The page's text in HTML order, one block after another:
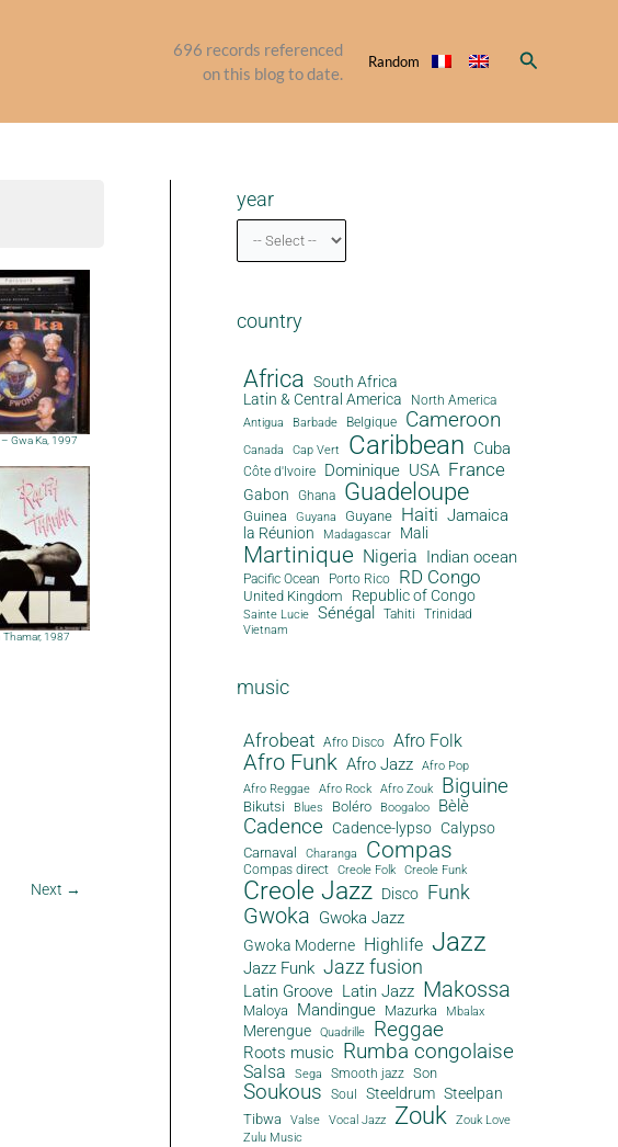
696 records referenced
on this blog to date.
Random Search
Gwa Ka, 1997
Thamar, 1987
Next →
year
country
Africa South Africa
Latin & Central America
North America
Antigua
Barbade Belgique Cameroon
Canada Cap Vert Caribbean Cuba
Côte d'Ivoire Dominique USA France
Gabon Ghana Guadeloupe
Guinea Guyana Guyane Haiti Jamaica
la Réunion Madagascar Mali
Martinique Nigeria Indian ocean
Pacific Ocean Porto Rico RD Congo
United Kingdom Republic of Congo
Sainte Lucie Sénégal Tahiti Trinidad
Vietnam
music
Afrobeat Afro Disco Afro Folk
Afro Funk Afro Jazz
Afro Pop
Afro Reggae
Afro Rock Afro Zouk Biguine
Bikutsi Blues Boléro Boogaloo Bèlè
Cadence Cadence-lypso Calypso
Carnaval Charanga Compas
Compas direct Creole Folk Creole Funk
Creole Jazz Disco Funk
Gwoka Gwoka Jazz
Gwoka Moderne Highlife Jazz
Jazz Funk Jazz fusion
Latin Groove Latin Jazz Makossa
Maloya Mandingue Mazurka Mbalax
Merengue Quadrille Reggae
Roots music Rumba congolaise
Salsa Sega Smooth jazz Son
Soukous Soul Steeldrum Steelpan
Tibwa Valse Vocal Jazz Zouk
Zouk Love
Zulu Music